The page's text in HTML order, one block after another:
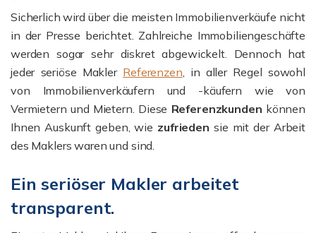
Sicherlich wird über die meisten Immobilienverkäufe nicht
in der Presse berichtet. Zahlreiche Immobiliengeschäfte
werden sogar sehr diskret abgewickelt. Dennoch hat
jeder seriöse Makler Referenzen , in aller Regel sowohl
von Immobilienverkäufern und -käufern wie von
Vermietern und Mietern. Diese Referenzkunden können
Ihnen Auskunft geben, wie zufrieden sie mit der Arbeit
des Maklers waren und sind.
Ein seriöser Makler arbeitet
transparent.